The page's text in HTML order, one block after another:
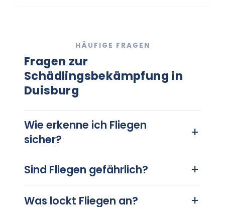
HÄUFIGE FRAGEN
Fragen zur
Schädlingsbekämpfung in
Duisburg
Wie erkenne ich Fliegen
sicher?
Fliegen sind meist durch ihr
typisches Flugverhalten, das
Sind Fliegen gefährlich?
Fliegen können
Was lockt Fliegen an?